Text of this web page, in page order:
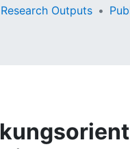
Research Outputs